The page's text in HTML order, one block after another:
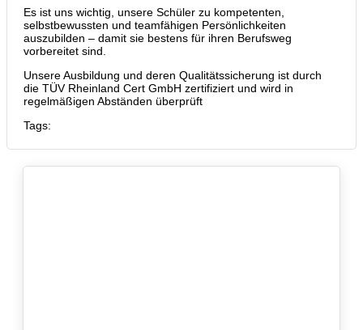
Es ist uns wichtig, unsere Schüler zu kompetenten,
selbstbewussten und teamfähigen Persönlichkeiten
auszubilden – damit sie bestens für ihren Berufsweg
vorbereitet sind.
Unsere Ausbildung und deren Qualitätssicherung ist durch
die TÜV Rheinland Cert GmbH zertifiziert und wird in
regelmäßigen Abständen überprüft
Tags: